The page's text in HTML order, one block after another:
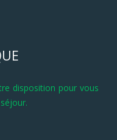
disposition pour vous